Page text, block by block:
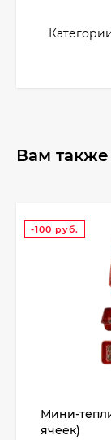
Вам
-100 руб.
Мини-
ячеек)